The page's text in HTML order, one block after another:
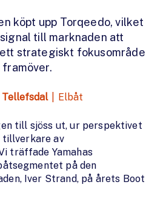
köpt upp Torqeedo, vilket
till marknaden att
strategiskt fokusområde
framöver.
Tellefsdal Elbåt
till sjöss ut, ur perspektivet
av
träffade Yamahas
på den
Iver Strand, på årets Boot